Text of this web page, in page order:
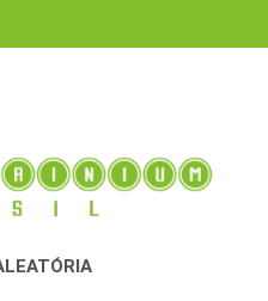
Brasil
O Mundo Dos Videogames